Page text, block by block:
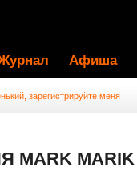
Афиша
зарегистрируйте меня
MARK MARIK